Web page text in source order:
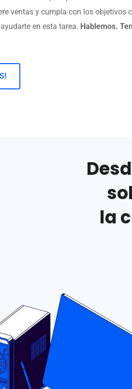
ventas y cumpla con los objetivos
en esta tarea. Hablemos.
la